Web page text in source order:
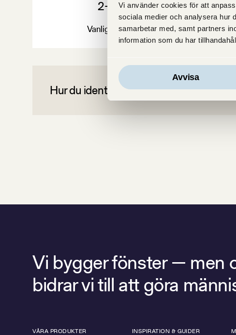
Vi använder cookies för att
sociala medier och analysera hur
samarbetar med, samt partners
information som du har
Avvisa
2-glasfönster
Vanligt innan sent 70-tal
Hur du identifierar vilken typ av fönster
E-post *
Vi bygger fönster — men
bidrar vi till att göra
VÅRA PRODUKTER INSPIRATION & GUIDER